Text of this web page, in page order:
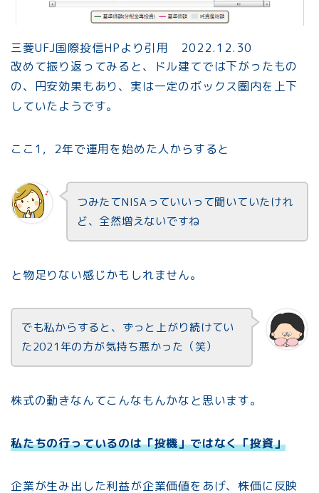
三菱UFJ国際投信HPより引用 2022.12.30
改めて振り返ってみると、ドル建てでは下がったもの
の、円安効果もあり、実は一定のボックス圏内を上下
していたようです。
ここ1，2年で運用を始めた人からすると
つみたてNISAっていいって聞いていたけれ
ど、全然増えないですね
と物足りない感じかもしれません。
でも私からすると、ずっと上がり続けてい
た2021年の方が気持ち悪かった（笑）
株式の動きなんてこんなもんかなと思います。
私たちの行っているのは「投機」ではなく「投資」
企業が生み出した利益が企業価値をあげ、株価に反映